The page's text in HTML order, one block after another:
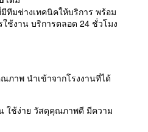
ทีมช่างเทคนิคให้บริการ พร้อม
ช้งาน บริการตลอด 24 ชั่วโมง
าพ นำเข้าจากโรงงานที่ได้
ใช้ง่าย วัสดุคุณภาพดี มีความ